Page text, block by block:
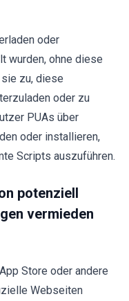
oder
wurden, ohne diese
zu, diese
oder zu
PUAs über
oder installieren,
Scripts auszuführen.
potenziell
vermieden
Store oder andere
Webseiten